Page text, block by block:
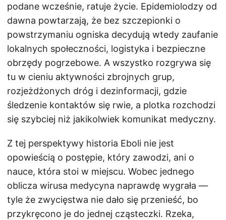
podane wcześnie, ratuje życie. Epidemiolodzy od
dawna powtarzają, że bez szczepionki o
powstrzymaniu ogniska decydują wtedy zaufanie
lokalnych społeczności, logistyka i bezpieczne
obrzędy pogrzebowe. A wszystko rozgrywa się
tu w cieniu aktywności zbrojnych grup,
rozjeżdżonych dróg i dezinformacji, gdzie
śledzenie kontaktów się rwie, a plotka rozchodzi
się szybciej niż jakikolwiek komunikat medyczny.
Z tej perspektywy historia Eboli nie jest
opowieścią o postępie, który zawodzi, ani o
nauce, która stoi w miejscu. Wobec jednego
oblicza wirusa medycyna naprawdę wygrała —
tyle że zwycięstwa nie dało się przenieść, bo
przykręcono je do jednej cząsteczki. Rzeka,